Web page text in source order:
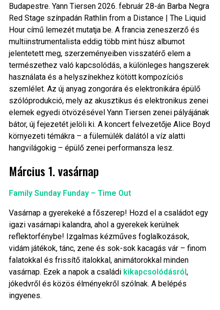
Budapestre. Yann Tiersen 2026. február 28-án Barba Negra
Red Stage színpadán Rathlin from a Distance | The Liquid
Hour című lemezét mutatja be. A francia zeneszerző és
multiinstrumentalista eddig több mint húsz albumot
jelentetett meg, szerzeményeiben visszatérő elem a
természethez való kapcsolódás, a különleges hangszerek
használata és a helyszínekhez kötött kompozíciós
szemlélet. Az új anyag zongorára és elektronikára épülő
szólóprodukció, mely az akusztikus és elektronikus zenei
elemek egyedi ötvözésével Yann Tiersen zenei pályájának
bátor, új fejezetét jelöli ki. A koncert felvezetője Alice Boyd
környezeti témákra – a fülemülék dalától a víz alatti
hangvilágokig – épülő zenei performansza lesz.
Március 1. vasárnap
Family Sunday Funday – Time Out
Vasárnap a gyerekeké a főszerep! Hozd el a családot egy
igazi vasárnapi kalandra, ahol a gyerekek kerülnek
reflektorfénybe! Izgalmas kézműves foglalkozások,
vidám játékok, tánc, zene és sok-sok kacagás vár – finom
falatokkal és frissítő italokkal, animátorokkal minden
vasárnap. Ezek a napok a családi kikapcsolódásról ,
jókedvről és közös élményekről szólnak. A belépés
ingyenes.